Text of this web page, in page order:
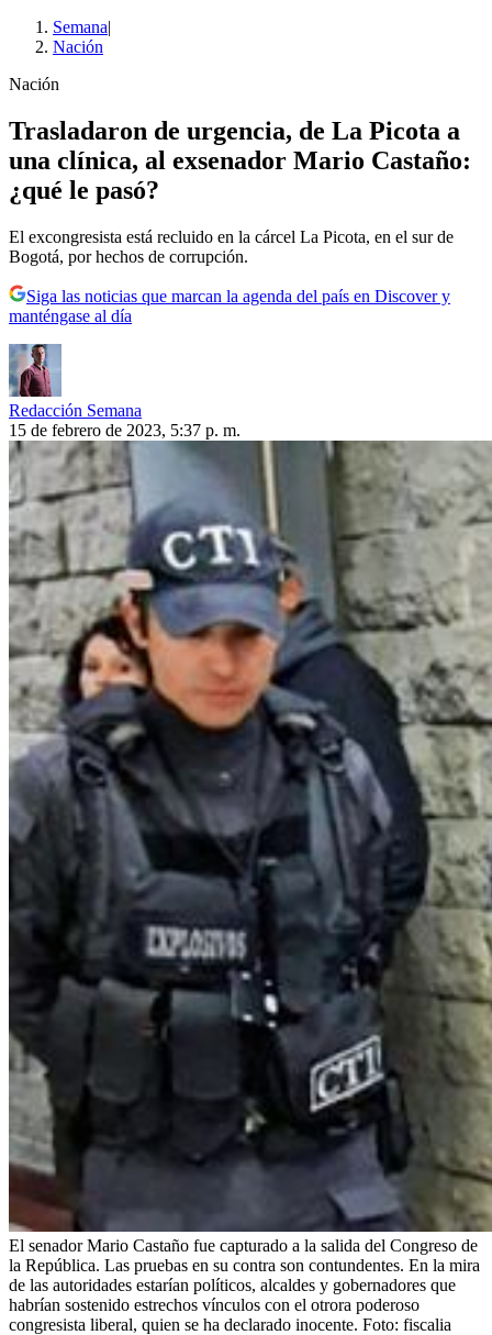
Semana|
Nación
Nación
Trasladaron de urgencia, de La Picota a
una clínica, al exsenador Mario Castaño:
¿qué le pasó?
El excongresista está recluido en la cárcel La Picota, en el sur de
Bogotá, por hechos de corrupción.
Siga las noticias que marcan la agenda del país en Discover y
manténgase al día
Redacción Semana
15 de febrero de 2023, 5:37 p. m.
El senador Mario Castaño fue capturado a la salida del Congreso de
la República. Las pruebas en su contra son contundentes. En la mira
de las autoridades estarían políticos, alcaldes y gobernadores que
habrían sostenido estrechos vínculos con el otrora poderoso
congresista liberal, quien se ha declarado inocente. Foto: fiscalia